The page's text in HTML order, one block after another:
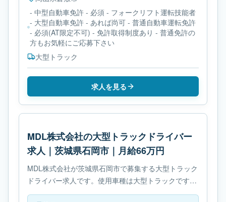
- 中型自動車免許 - 必須 - フォークリフト運転技能者
- 大型自動車免許 - あれば尚可 - 普通自動車運転免許
- 必須(AT限定不可) - 免許取得制度あり - 普通免許の
方もお気軽にご応募下さい
大型トラック
求人を見る
MDL株式会社の大型トラックドライバー
求人｜茨城県石岡市｜月給66万円
MDL株式会社が茨城県石岡市で募集する大型トラック
ドライバー求人です。使用車種は大型トラックです。
必要免許は- 大型自動車免許です。